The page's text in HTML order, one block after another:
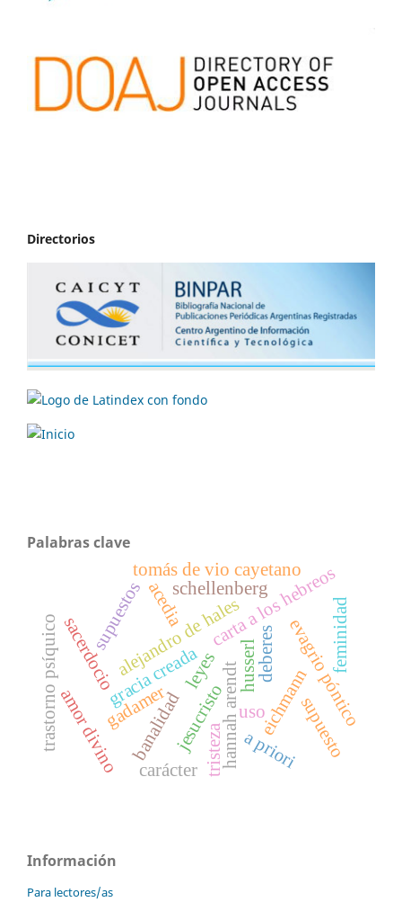
Directorios
Palabras clave
gadamer
alejandro de hales
gracia creada
uso
hannah arendt eichmann
banalidadjesucristo
sacerdocio
carta a los hebreos
acedia
evagrio póntico
tristeza
tomás de vio cayetano
schellenberg
supuestos
amor divino a priori
carácter
deberes
leyes husserl
supuesto
trastorno psíquico feminidad
Información
Para lectores/as